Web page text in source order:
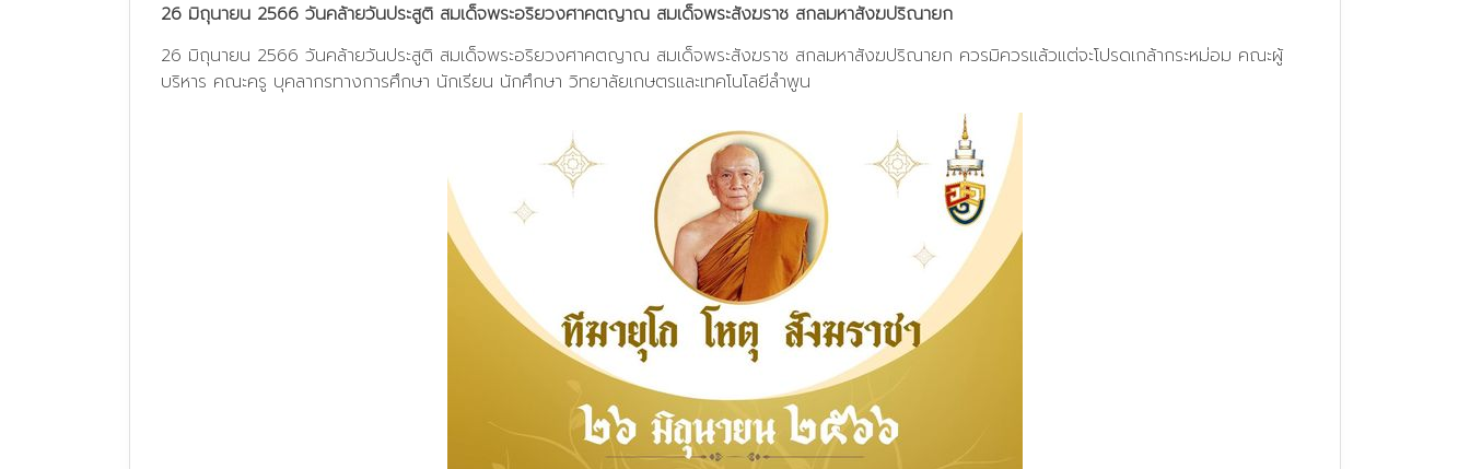
26 มิถุนายน 2566 วันคล้ายวันประสูติ สมเด็จพระอริยวงศาคตญาณ สมเด็จพระสังฆราช สกลมหาสังฆปริณายก
26 มิถุนายน 2566 วันคล้ายวันประสูติ สมเด็จพระอริยวงศาคตญาณ สมเด็จพระสังฆราช สกลมหาสังฆปริณายก ควรมิควรแล้วแต่จะโปรดเกล้ากระหม่อม คณะผู้
บริหาร คณะครู บุคลากรทางการศึกษา นักเรียน นักศึกษา วิทยาลัยเกษตรและเทคโนโลยีลำพูน